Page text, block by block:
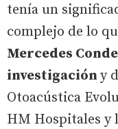
tenía un
complejo de lo
Mercedes
investigación y
Otoacústica
HM Hospitales y